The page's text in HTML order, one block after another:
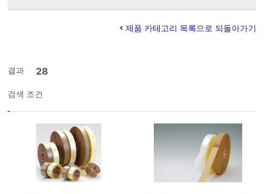
제품 카테고리 목록으로 되돌아가기
결과 28
검색 조건